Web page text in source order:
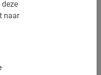
naar24 uur vooraf